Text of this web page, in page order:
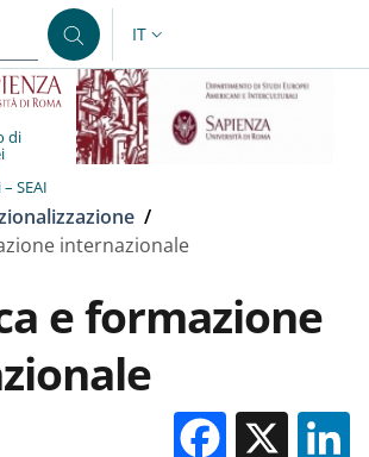
SELETTORE LINGUA:
IT
di
SEAI
/
internazionale
e formazione
X